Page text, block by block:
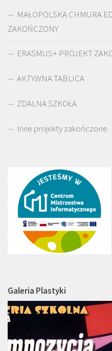
MAŁOPOLSKA CHMURA
ZAKOŃCZONY
ERASMUS+ PROJEKT
AKTYWNA TABLICA
ZDALNA SZKOŁA
Inne projekty zakończone
Galeria Plastyki